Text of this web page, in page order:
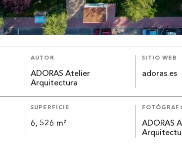
AUTOR
ADORAS Atelier
Arquitectura
SITIO WEB
adoras.es
SUPERFICIE
6, 526 m²
ADORAS